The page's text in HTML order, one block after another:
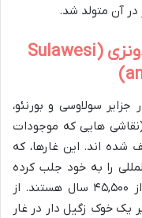
در آن متولد شد.
غارهای سولاوسی و بورنئو، اندونزی (Sulawesi
سولاوسی و بورنئو،
(نقاشی هایی که موجودات
اند. این غارها، که
را به خود جلب کرده
اند، حاوی نقاشی هایی با قدمت بیش از ۴۵,۵۰۰ سال هستند. از
یک خوک زگیل دار در غار